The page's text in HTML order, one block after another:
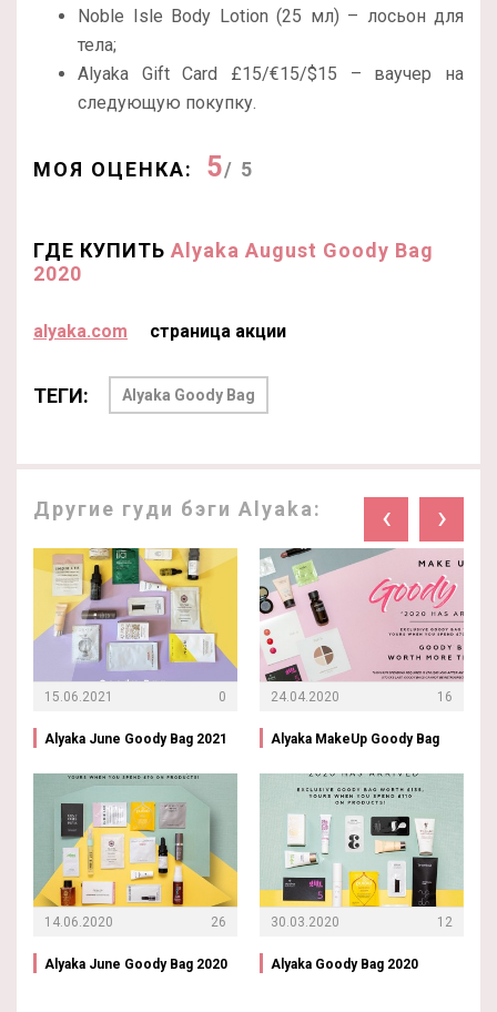
Noble Isle Body Lotion (25 мл) – лосьон для
тела;
Alyaka Gift Card £15/€15/$15 – ваучер на
следующую покупку.
МОЯ ОЦЕНКА: 5/ 5
ГДЕ КУПИТЬ Alyaka August Goody Bag
2020
alyaka.com страница акции
ТЕГИ: Alyaka Goody Bag
Другие гуди бэги Alyaka: ‹ ›
15.06.2021 0
Alyaka June Goody Bag 2021
14.06.2020 26
Alyaka June Goody Bag 2020
24.04.2020 16
Alyaka MakeUp Goody Bag
30.03.2020 12
Alyaka Goody Bag 2020